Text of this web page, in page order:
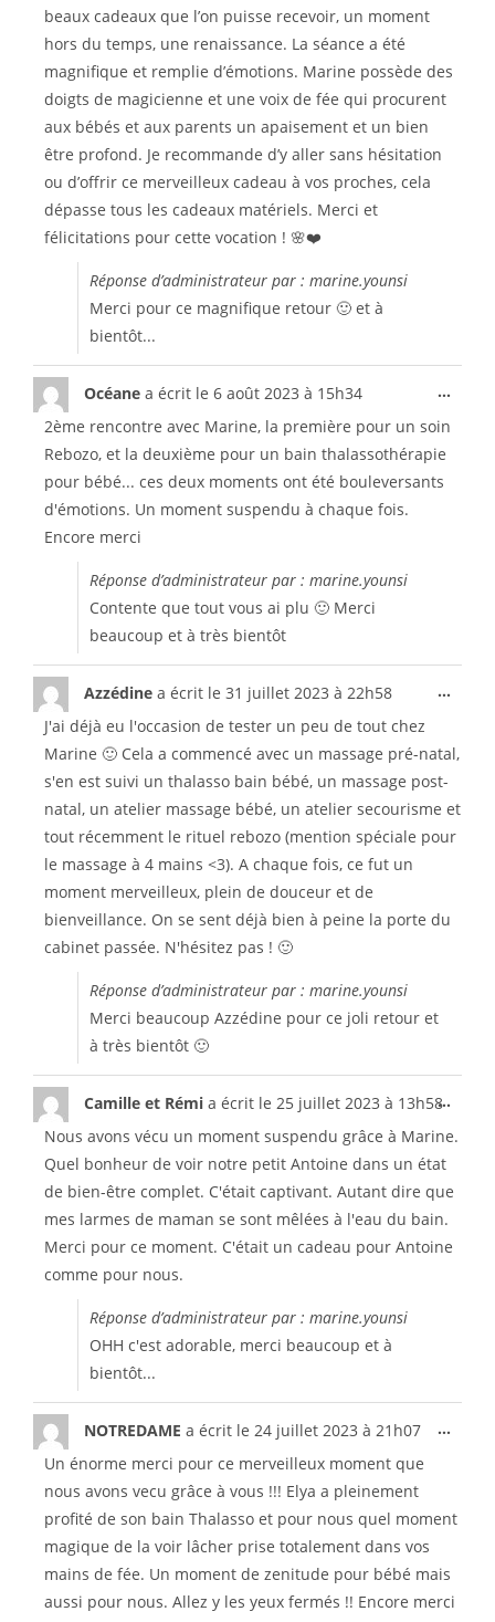
beaux cadeaux que l’on puisse recevoir, un moment
hors du temps, une renaissance. La séance a été
magnifique et remplie d’émotions. Marine possède des
doigts de magicienne et une voix de fée qui procurent
aux bébés et aux parents un apaisement et un bien
être profond. Je recommande d’y aller sans hésitation
ou d’offrir ce merveilleux cadeau à vos proches, cela
dépasse tous les cadeaux matériels. Merci et
félicitations pour cette vocation ! 🌸❤️
Réponse d’administrateur par : marine.younsi
Merci pour ce magnifique retour 🙂 et à
bientôt...
Océane a écrit le 6 août 2023 à 15h34
2ème rencontre avec Marine, la première pour un soin
Rebozo, et la deuxième pour un bain thalassothérapie
pour bébé... ces deux moments ont été bouleversants
d'émotions. Un moment suspendu à chaque fois.
Encore merci
Réponse d’administrateur par : marine.younsi
Contente que tout vous ai plu 🙂 Merci
beaucoup et à très bientôt
...
Azzédine a écrit le 31 juillet 2023 à 22h58
J'ai déjà eu l'occasion de tester un peu de tout chez
Marine 🙂 Cela a commencé avec un massage pré-natal,
s'en est suivi un thalasso bain bébé, un massage post-
natal, un atelier massage bébé, un atelier secourisme et
tout récemment le rituel rebozo (mention spéciale pour
le massage à 4 mains <3). A chaque fois, ce fut un
moment merveilleux, plein de douceur et de
bienveillance. On se sent déjà bien à peine la porte du
cabinet passée. N'hésitez pas ! 🙂
Réponse d’administrateur par : marine.younsi
Merci beaucoup Azzédine pour ce joli retour et
à très bientôt 🙂
...
Camille et Rémi a écrit le 25 juillet 2023 à 13h58
Nous avons vécu un moment suspendu grâce à Marine.
Quel bonheur de voir notre petit Antoine dans un état
de bien-être complet. C'était captivant. Autant dire que
mes larmes de maman se sont mêlées à l'eau du bain.
Merci pour ce moment. C'était un cadeau pour Antoine
comme pour nous.
Réponse d’administrateur par : marine.younsi
OHH c'est adorable, merci beaucoup et à
bientôt...
...
NOTREDAME a écrit le 24 juillet 2023 à 21h07
Un énorme merci pour ce merveilleux moment que
nous avons vecu grâce à vous !!! Elya a pleinement
profité de son bain Thalasso et pour nous quel moment
magique de la voir lâcher prise totalement dans vos
mains de fée. Un moment de zenitude pour bébé mais
aussi pour nous. Allez y les yeux fermés !! Encore merci
...